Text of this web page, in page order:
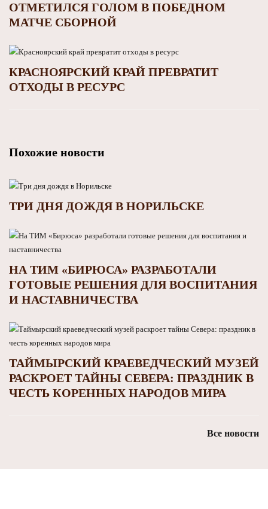
ОТМЕТИЛСЯ ГОЛОМ В ПОБЕДНОМ
МАТЧЕ СБОРНОЙ
КРАСНОЯРСКИЙ КРАЙ ПРЕВРАТИТ
ОТХОДЫ В РЕСУРС
Похожие новости
ТРИ ДНЯ ДОЖДЯ В НОРИЛЬСКЕ
НА ТИМ «БИРЮСА» РАЗРАБОТАЛИ
ГОТОВЫЕ РЕШЕНИЯ ДЛЯ ВОСПИТАНИЯ
И НАСТАВНИЧЕСТВА
ТАЙМЫРСКИЙ КРАЕВЕДЧЕСКИЙ МУЗЕЙ
РАСКРОЕТ ТАЙНЫ СЕВЕРА: ПРАЗДНИК В
ЧЕСТЬ КОРЕННЫХ НАРОДОВ МИРА
Все новости